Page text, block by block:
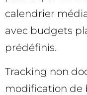
calendrier
avec budgets
prédéfinis.
Tracking non
modification de